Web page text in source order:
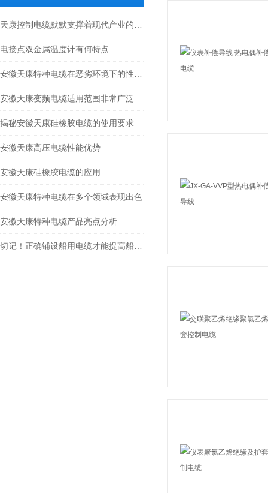
电接点双金属温度计有何特点
安徽天康变频电缆适用范围非常广泛
揭秘安徽天康硅橡胶电缆的使用要求
安徽天康高压电缆性能优势
安徽天康硅橡胶电缆的应用
安徽天康特种电缆在多个领域表现出色
安徽天康特种电缆产品亮点分析